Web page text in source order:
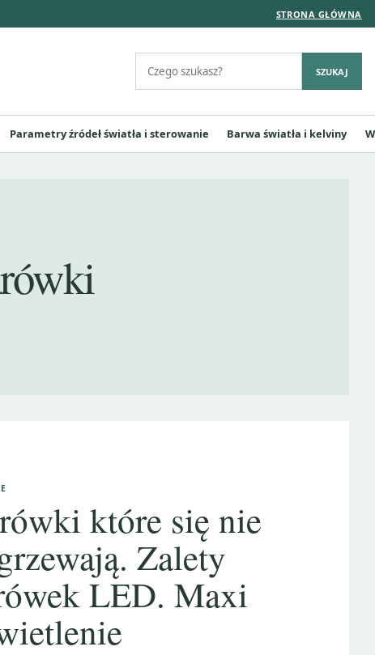
STRONA GŁÓWNA
SZUKAJ
Parametry źródeł światła i sterowanie Barwa światła i kelviny
które się nie
Zalety
LED. Maxi